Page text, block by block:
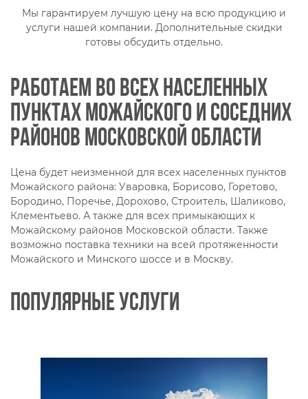
Мы гарантируем лучшую цену на всю продукцию и
услуги нашей компании. Дополнительные скидки
готовы обсудить отдельно.
Работаем во всех населенных
пунктах Можайского и соседних
районов Московской области
Цена будет неизменной для всех населенных пунктов
Можайского района: Уваровка, Борисово, Горетово,
Бородино, Поречье, Дорохово, Строитель, Шаликово,
Клементьево. А также для всех примыкающих к
Можайскому районов Московской области. Также
возможно поставка техники на всей протяженности
Можайского и Минского шоссе и в Москву.
Популярные услуги